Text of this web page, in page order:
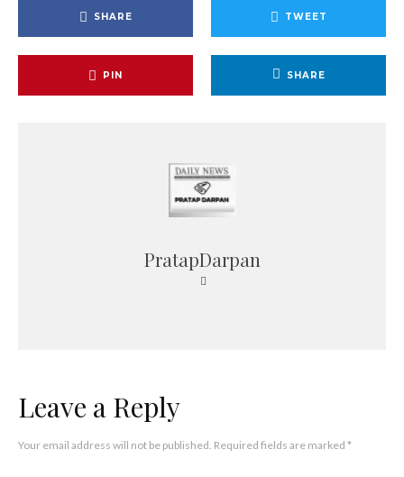
SHARE TWEET
PIN SHARE
PratapDarpan
Leave a Reply
Your email address will not be published. Required fields are marked *